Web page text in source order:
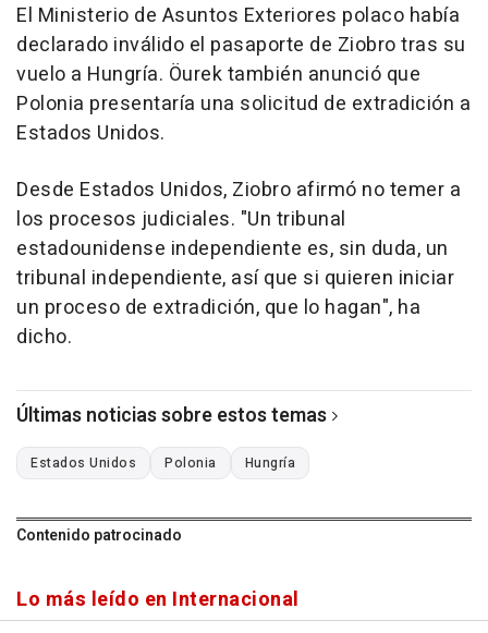
El Ministerio de Asuntos Exteriores polaco había
declarado inválido el pasaporte de Ziobro tras su
vuelo a Hungría. Öurek también anunció que
Polonia presentaría una solicitud de extradición a
Estados Unidos.
Desde Estados Unidos, Ziobro afirmó no temer a
los procesos judiciales. "Un tribunal
estadounidense independiente es, sin duda, un
tribunal independiente, así que si quieren iniciar
un proceso de extradición, que lo hagan", ha
dicho.
Últimas noticias sobre estos temas
Estados Unidos Polonia Hungría
Contenido patrocinado
Lo más leído en Internacional